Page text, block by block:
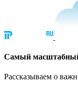
Cамый
Рассказываем о